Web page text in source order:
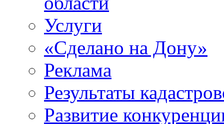
Услуги
«Сделано на Дону»
Реклама
Результаты
Развитие